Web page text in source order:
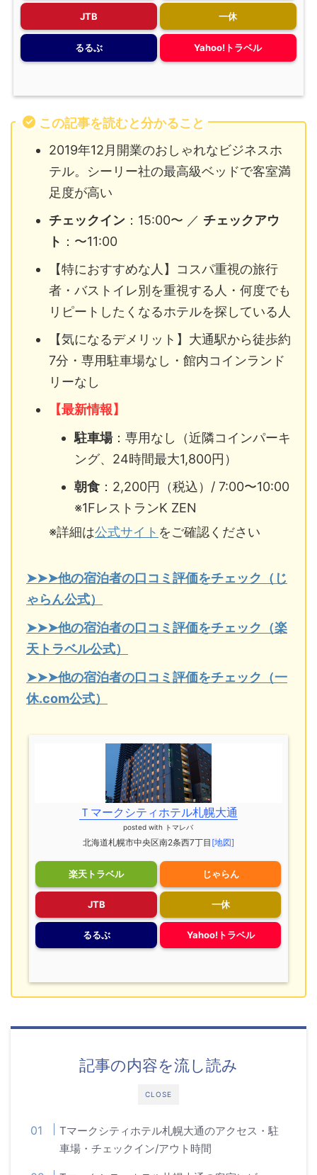
JTB 一休
るるぶ Yahoo!トラベル
この記事を読むと分かること
2019年12月開業のおしゃれなビジネスホ
テル。シーリー社の最高級ベッドで客室満
足度が高い
チェックイン ：15:00〜 ／ チェックアウ
ト ：〜11:00
【特におすすめな人】コスパ重視の旅行
者・バストイレ別を重視する人・何度でも
リピートしたくなるホテルを探している人
【気になるデメリット】大通駅から徒歩約
7分・専用駐車場なし・館内コインランド
リーなし
【最新情報】
駐車場：専用なし（近隣コインパーキ
ング、24時間最大1,800円）
朝食 ：2,200円（税込）/ 7:00〜10:00
※1FレストランK ZEN
※詳細は公式サイト をご確認ください
➤➤➤他の宿泊者の口コミ評価をチェック（じ
ゃらん公式）
➤➤➤他の宿泊者の口コミ評価をチェック（楽
天トラベル公式）
➤➤➤他の宿泊者の口コミ評価をチェック（一
休.com公式）
Ｔマークシティホテル札幌大通
posted with トマレバ
北海道札幌市中央区南2条西7丁目 [地図]
楽天トラベル じゃらん
JTB 一休
るるぶ Yahoo!トラベル
CLOSE
記事の内容を流し読み
Tマークシティホテル札幌大通のアクセス・駐
車場・チェックイン/アウト時間